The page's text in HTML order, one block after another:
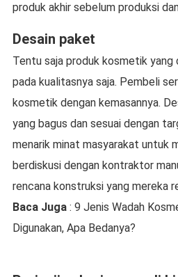
produk akhir sebelum produksi
Desain paket
Tentu saja produk kosmetik yang
pada kualitasnya saja. Pembeli
kosmetik dengan kemasannya.
yang bagus dan sesuai dengan
menarik minat masyarakat untuk
berdiskusi dengan kontraktor
rencana konstruksi yang mereka
Baca Juga: 9 Jenis Wadah
Digunakan, Apa Bedanya?